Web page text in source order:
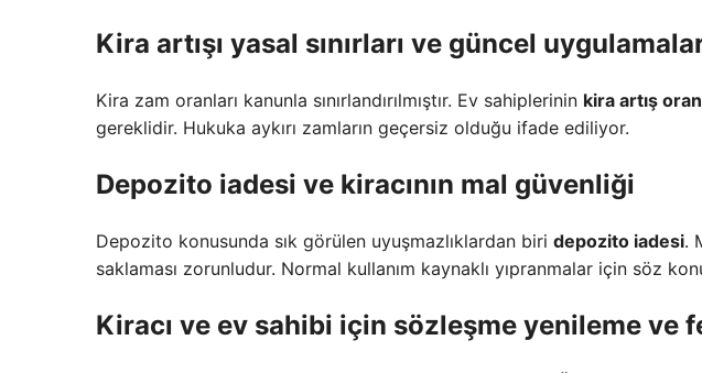
Kira artışı yasal sınırları ve güncel
Kira zam oranları kanunla sınırlandırılmıştır. Ev sahiplerinin kira artış
gereklidir. Hukuka aykırı zamların geçersiz olduğu ifade ediliyor.
Depozito iadesi ve kiracının mal güvenliği
Depozito konusunda sık görülen uyuşmazlıklardan biri depozito iadesi.
saklaması zorunludur. Normal kullanım kaynaklı yıpranmalar için söz
Kiracı ve ev sahibi için sözleşme yenileme ve